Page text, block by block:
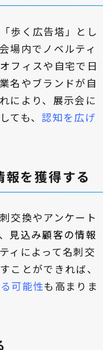
歩く広告塔」とし
場内でノベルティ
フィスや自宅で日
名やブランドが自
により、展示会に
ても、 認知を広げ
を獲得する
交換やアンケート
見込み顧客の情報
ィによって名刺交
ことができれば、
可能性も高まりま